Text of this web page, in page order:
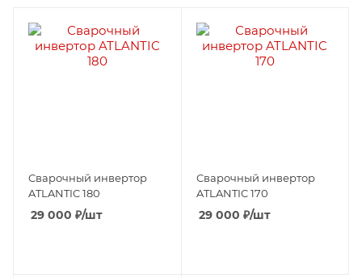
Сварочный инвертор
ATLANTIC 180
29 000 ₽/шт
Сварочный инвертор
ATLANTIC 170
29 000 ₽/шт